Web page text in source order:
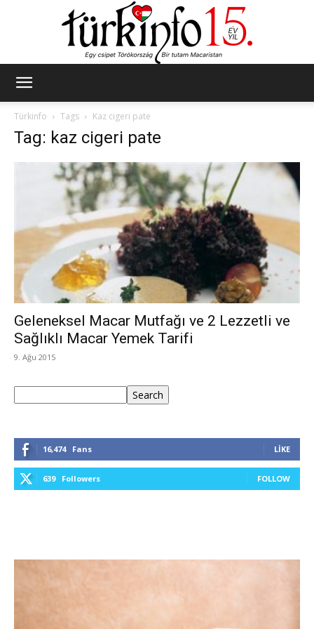
Türkinfo
Tags Kaz cigeri pate
Tag: kaz cigeri pate
Geleneksel Macar Mutfağı ve 2 Lezzetli ve
Sağlıklı Macar Yemek Tarifi
9. Ağu 2015
Search
16,474 Fans LIKE
639 Followers FOLLOW